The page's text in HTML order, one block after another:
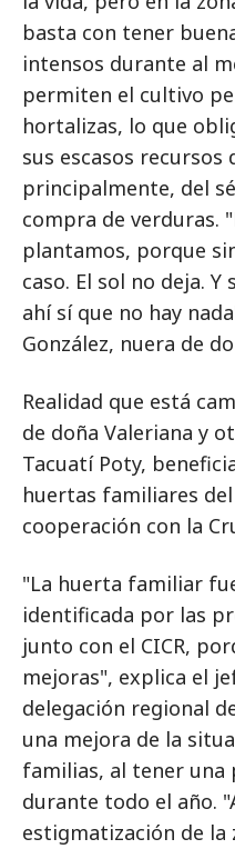
basta con tener
intensos durante al
permiten el cultivo
hortalizas, lo que
sus escasos recursos
principalmente, del
compra de verduras.
plantamos, porque
caso. El sol no deja.
ahí sí que no hay
González, nuera de
Realidad que está
de doña Valeriana y
Tacuatí Poty,
huertas familiares del
cooperación con la
"La huerta familiar
identificada por las
junto con el CICR,
mejoras", explica el
delegación regional
una mejora de la
familias, al tener
durante todo el año.
estigmatización de la